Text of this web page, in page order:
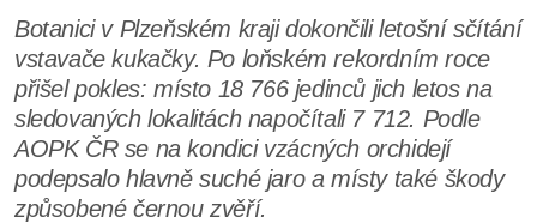
Botanici v Plzeňském kraji dokončili letošní sčítání
vstavače kukačky. Po loňském rekordním roce
přišel pokles: místo 18 766 jedinců jich letos na
sledovaných lokalitách napočítali 7 712. Podle
AOPK ČR se na kondici vzácných orchidejí
podepsalo hlavně suché jaro a místy také škody
způsobené černou zvěří.